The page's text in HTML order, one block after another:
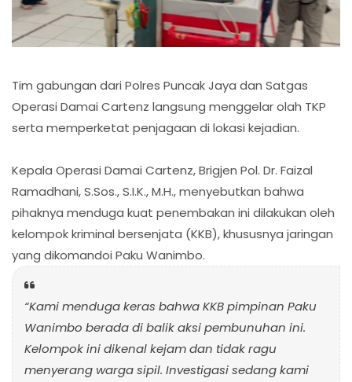
Tim gabungan dari Polres Puncak Jaya dan Satgas
Operasi Damai Cartenz langsung menggelar olah TKP
serta memperketat penjagaan di lokasi kejadian.
Kepala Operasi Damai Cartenz, Brigjen Pol. Dr. Faizal
Ramadhani, S.Sos., S.I.K., M.H., menyebutkan bahwa
pihaknya menduga kuat penembakan ini dilakukan oleh
kelompok kriminal bersenjata (KKB), khususnya jaringan
yang dikomandoi Paku Wanimbo.
“Kami menduga keras bahwa KKB pimpinan Paku
Wanimbo berada di balik aksi pembunuhan ini.
Kelompok ini dikenal kejam dan tidak ragu
menyerang warga sipil. Investigasi sedang kami